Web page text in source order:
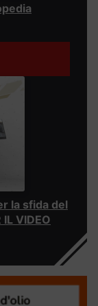
la sfida del
VIDEO